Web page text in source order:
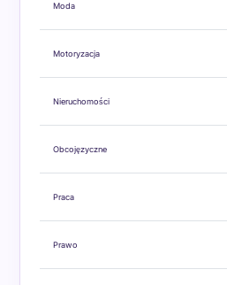
Moda
Motoryzacja
Nieruchomości
Obcojęzyczne
Praca
Prawo